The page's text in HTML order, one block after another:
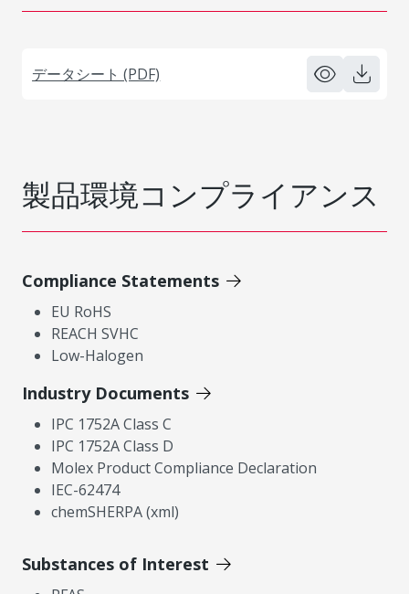
データシート (PDF)
製品環境コンプライアンス
Compliance Statements
EU RoHS
REACH SVHC
Low-Halogen
Industry Documents
IPC 1752A Class C
IPC 1752A Class D
Molex Product Compliance Declaration
IEC-62474
chemSHERPA (xml)
Substances of Interest